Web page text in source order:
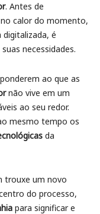
. Antes de
calor do momento,
é
necessidades.
ao que as
não vive em um
ao seu redor.
mesmo tempo os
da
trouxe um novo
do processo,
para significar e